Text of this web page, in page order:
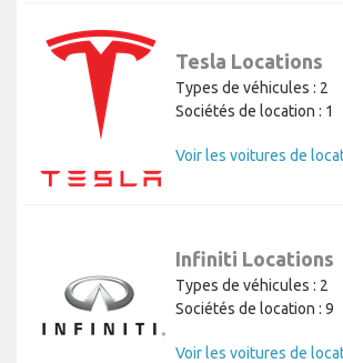
Tesla Locations
Types de véhicules : 2
Sociétés de location : 1
Voir les voitures de
Infiniti Locations
Types de véhicules : 2
Sociétés de location : 9
Voir les voitures de